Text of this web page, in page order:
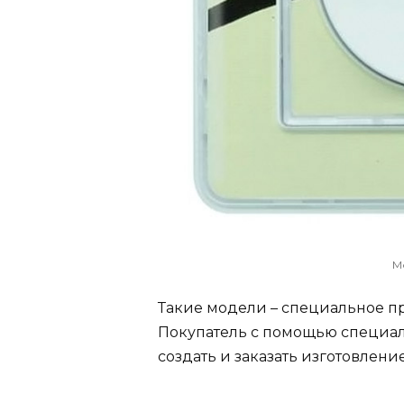
Такие модели – специальное
Покупатель с помощью
создать и заказать